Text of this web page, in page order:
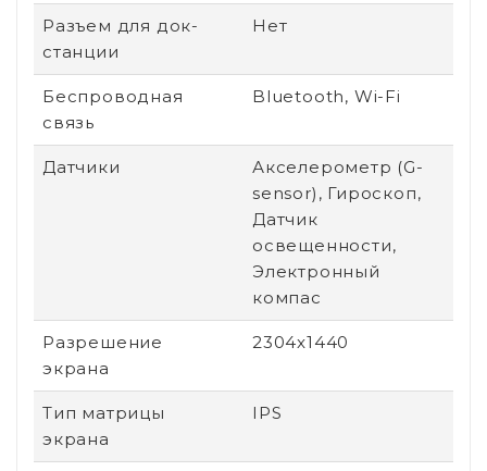
Разъем для док-
станции
Нет
Беспроводная
связь
Bluetooth, Wi-Fi
Датчики
Акселерометр (G-
sensor), Гироскоп,
Датчик
освещенности,
Электронный
компас
Разрешение
экрана
2304x1440
Тип матрицы
экрана
IPS